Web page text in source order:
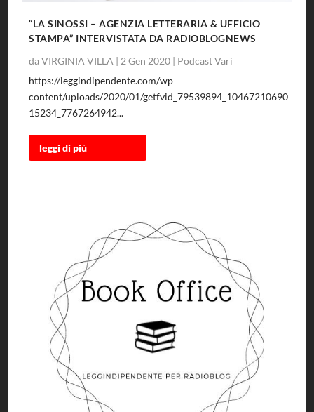
“LA SINOSSI – AGENZIA LETTERARIA & UFFICIO
STAMPA” INTERVISTATA DA RADIOBLOGNEWS
daVIRGINIA VILLA | 2 Gen 2020 | Podcast Vari
https://leggindipendente.com/wp-
content/uploads/2020/01/getfvid_79539894_10467210690
15234_7767264942...
leggi di più